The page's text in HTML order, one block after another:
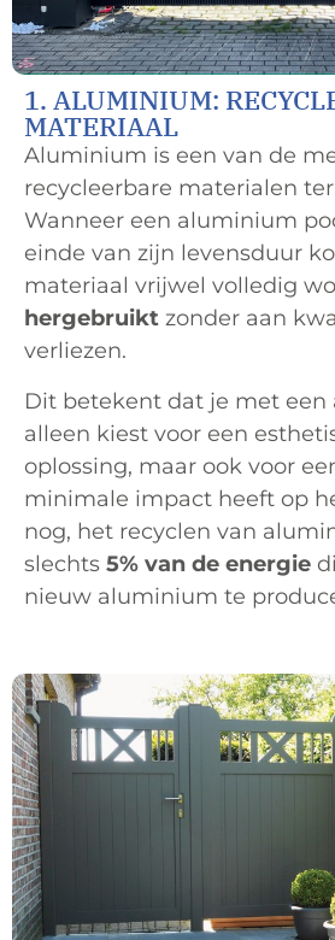
1. ALUMINIUM:
MATERIAAL
Aluminium is een van de
recycleerbare materialen
Wanneer een aluminium
einde van zijn levensduur
materiaal vrijwel volledig
hergebruikt zonder aan
verliezen.
Dit betekent dat je met
alleen kiest voor een
oplossing, maar ook voor
minimale impact heeft op
nog, het recyclen van
slechts 5% van de energie
nieuw aluminium te